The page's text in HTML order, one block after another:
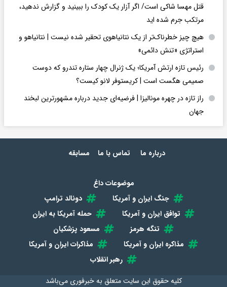
قتل مهسا شاکی است/ اگر آزار یک کودک را ببینید و گزارش ندهید،
مرتکب جرم شده اید
هیچ چیز خطرناک‌تر از یک نتانیاهوی تحقیر شده نیست | نتانیاهو و
استراتژی «تنش دائمی»
رئیس تازه ارتش آمریکا؛ یک ژنرال چهار ستاره تندرو که دوست
صمیمی هگست است | کریستوفر لانو کیست؟
راز تازه در چهره مونالیزا | فرضیه‌ای جدید درباره مشهورترین لبخند
جهان
درباره ما تماس با ما مسابقه
موضوعات داغ
جنگ ایران و آمریکا
دونالد ترامپ
توافق ایران و آمریکا
حمله آمریکا به ایران
تنگه هرمز
مسعود پزشکیان
مذاکره ایران و آمریکا
مذاکرات ایران و آمریکا
رهبر انقلاب
کلیه حقوق این سایت متعلق بهخبرفوری می‌باشد